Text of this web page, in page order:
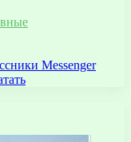
Messenger